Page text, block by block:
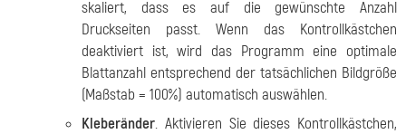
skaliert, dass es auf die gewünschte Anzahl
Druckseiten passt. Wenn das Kontrollkästchen
deaktiviert ist, wird das Programm eine optimale
Blattanzahl entsprechend der tatsächlichen Bildgröße
(Maßstab = 100%) automatisch auswählen.
Kleberänder. Aktivieren Sie dieses Kontrollkästchen,